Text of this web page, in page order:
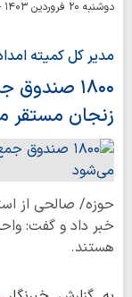
دوشنبه ۲۰ فروردین ۱۴۰۳ - ۱۵:۴۷
مدیر کل کمیته
۱۸۰۰
زنجان مستقر
خبر داد و گفت:
هستند.